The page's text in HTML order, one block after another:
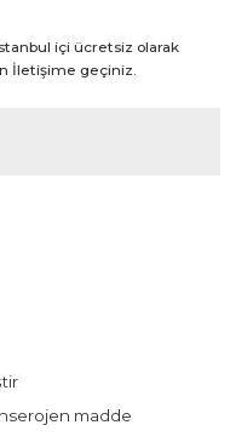
içi ücretsiz olarak
İletişime geçiniz.
madde